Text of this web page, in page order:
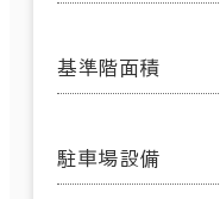
基準階面積
駐車場設備